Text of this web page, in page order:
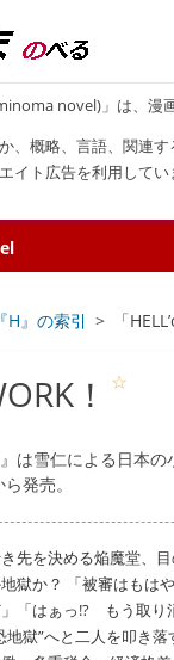
novel)」は、
、概略、言語、関連
イト広告を利用してい
『H』の索引 「
！ ☆
』は雪仁による日本
発売。
先を決める焔魔堂、
獄か？ 「被審はも
」「はぁっ!? もう取
地獄”へと二人を叩き